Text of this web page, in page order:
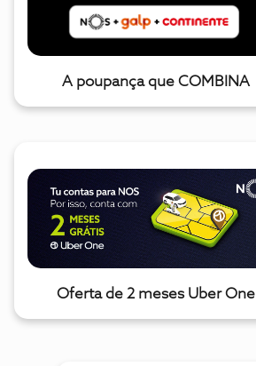
A poupança que COMBINA
Oferta de 2 meses Uber One